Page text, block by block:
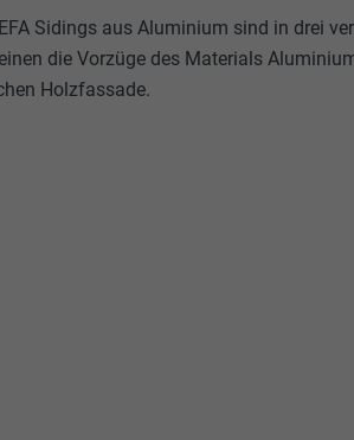
Sidings aus Aluminium sind in drei
die Vorzüge des Materials
Holzfassade.